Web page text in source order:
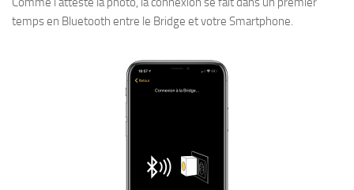
temps en Bluetooth entre le Bridge et votre Smartphone.